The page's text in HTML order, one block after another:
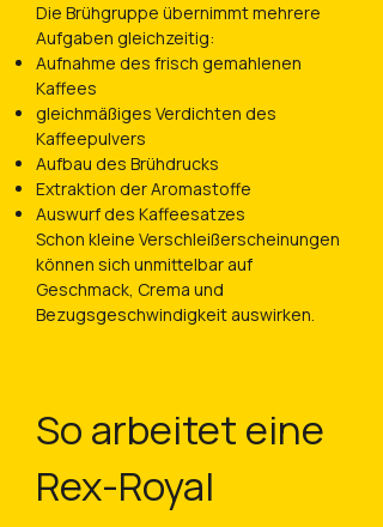
Die Brühgruppe übernimmt mehrere
Aufgaben gleichzeitig:
Aufnahme des frisch gemahlenen
Kaffees
gleichmäßiges Verdichten des
Kaffeepulvers
Aufbau des Brühdrucks
Extraktion der Aromastoffe
Auswurf des Kaffeesatzes
Schon kleine Verschleißerscheinungen
können sich unmittelbar auf
Geschmack, Crema und
Bezugsgeschwindigkeit auswirken.
So arbeitet eine
Rex-Royal